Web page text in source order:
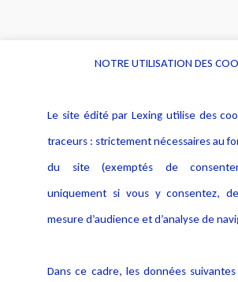
Alerte professionnelle
Déclaration d'accessibilité
Notice Légale
Politique de protection des
données
NOTRE UTILISATION DES
Le site édité par Lexing utilise des
traceurs : strictement nécessaires au
du site (exemptés de
uniquement si vous y consentez,
mesure d’audience et d’analyse de
Dans ce cadre, les données